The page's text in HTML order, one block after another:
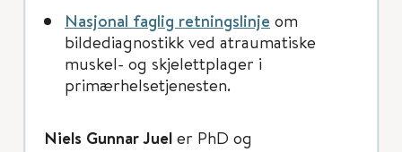
Nasjonal faglig retningslinje om
bildediagnostikk ved atraumatiske
muskel- og skjelettplager i
primærhelsetjenesten.
Niels Gunnar Juel er PhD og